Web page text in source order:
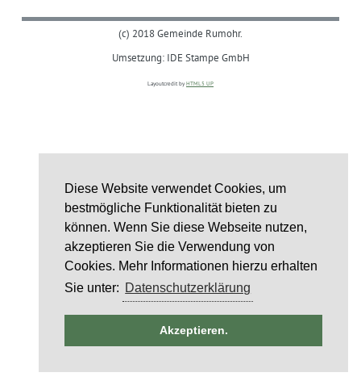
Diese Website verwendet Cookies, um
bestmögliche Funktionalität bieten zu
können. Wenn Sie diese Webseite nutzen,
akzeptieren Sie die Verwendung von
Cookies. Mehr Informationen hierzu erhalten
Sie unter: Datenschutzerklärung
Akzeptieren.
(c) 2018 Gemeinde Rumohr.
Umsetzung: IDE Stampe GmbH
Layoutcredit by HTML5 UP